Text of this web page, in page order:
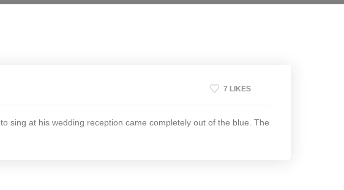
7 LIKES
sing at his wedding reception came completely out of the blue. The